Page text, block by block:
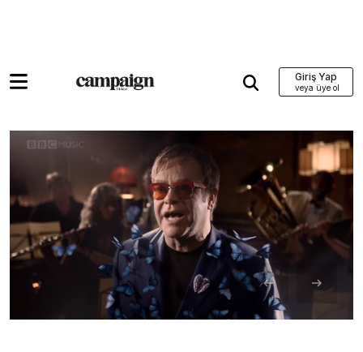
Giriş Yap